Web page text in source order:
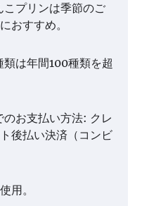
プリンは季節のご
おすすめ。
は年間100種類を超
お支払い方法: クレ
後払い決済（コンビ
用。